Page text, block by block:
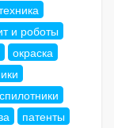
и роботы
окраска
патенты